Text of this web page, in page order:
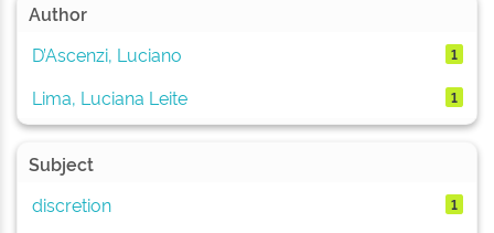
Author
D’Ascenzi, Luciano
1
Lima, Luciana Leite 1
Subject
discretion
1